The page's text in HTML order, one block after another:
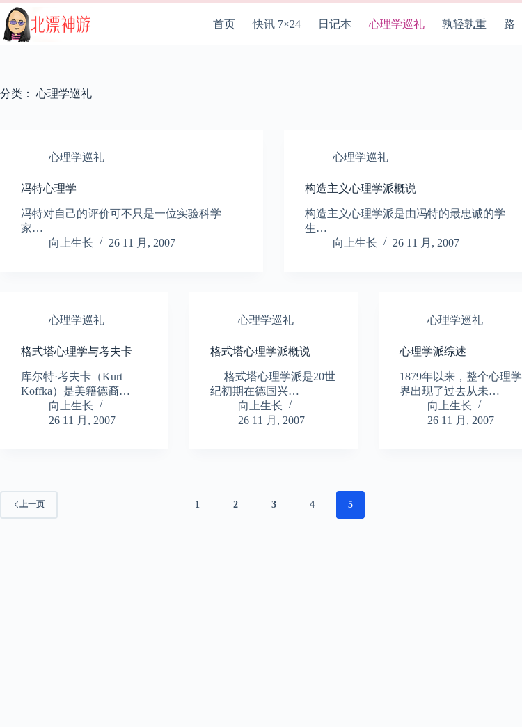
跳
至
内
首页 快讯 7×24 日记本 心理学巡礼 孰轻孰重 路
分类： 心理学巡礼
心理学巡礼
冯特心理学
冯特对自己的评价可不只是一位实验科学
家…
向上生长
26 11 月, 2007
心理学巡礼
构造主义心理学派概说
构造主义心理学派是由冯特的最忠诚的学
生…
向上生长
26 11 月, 2007
心理学巡礼
格式塔心理学与考夫卡
库尔特·考夫卡（Kurt
Koffka）是美籍德裔…
向上生长
26 11 月, 2007
心理学巡礼
格式塔心理学派概说
格式塔心理学派是20世
纪初期在德国兴…
向上生长
26 11 月, 2007
心理学巡礼
心理学派综述
1879年以来，整个心理学
界出现了过去从未…
向上生长
26 11 月, 2007
上一页 1 2 3 4 5